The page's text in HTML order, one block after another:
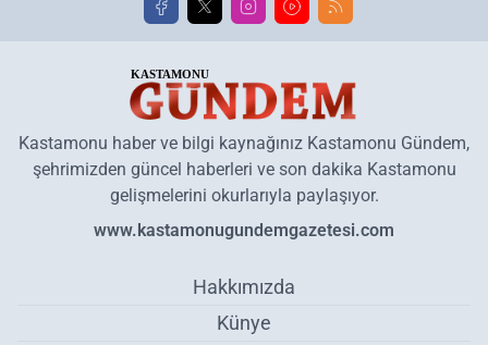
Kastamonu haber ve bilgi kaynağınız Kastamonu Gündem,
şehrimizden güncel haberleri ve son dakika Kastamonu
gelişmelerini okurlarıyla paylaşıyor.
www.kastamonugundemgazetesi.com
Hakkımızda
Künye